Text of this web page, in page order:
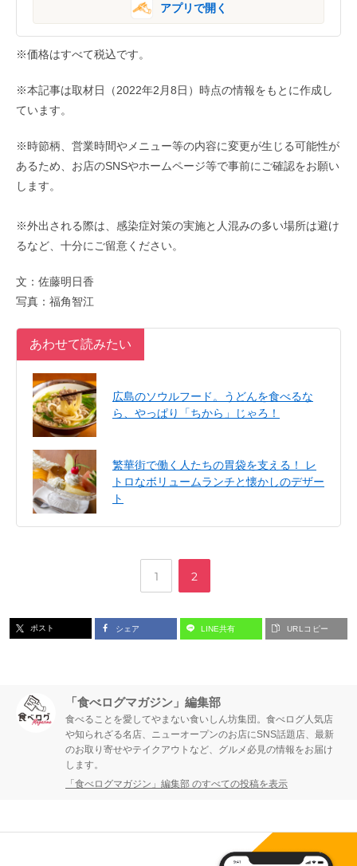
アプリで開く
※価格はすべて税込です。
※本記事は取材日（2022年2月8日）時点の情報をもとに作成し
ています。
※時節柄、営業時間やメニュー等の内容に変更が生じる可能性が
あるため、お店のSNSやホームページ等で事前にご確認をお願い
します。
※外出される際は、感染症対策の実施と人混みの多い場所は避け
るなど、十分にご留意ください。
文：佐藤明日香
写真：福角智江
あわせて読みたい
広島のソウルフード。うどんを食べるな
ら、やっぱり「ちから」じゃろ！
繁華街で働く人たちの胃袋を支える！ レ
トロなボリュームランチと懐かしのデザー
ト
ペ
ジ
1
,
ペ
ジ
2
ポスト シェア LINE共有 URLコピー
「食べログマガジン」編集部
食べることを愛してやまない食いしん坊集団。食べログ人気店
や知られざる名店、ニューオープンのお店にSNS話題店、最新
のお取り寄せやテイクアウトなど、グルメ必見の情報をお届け
します。
「食べログマガジン」編集部 のすべての投稿を表示